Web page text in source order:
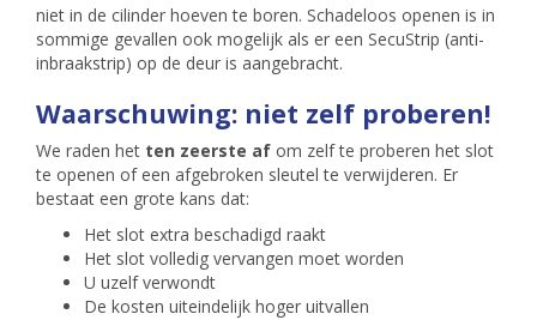
niet in de cilinder hoeven te boren. Schadeloos openen is in
sommige gevallen ook mogelijk als er een SecuStrip (anti-
inbraakstrip) op de deur is aangebracht.
Waarschuwing: niet zelf proberen!
We raden het ten zeerste af om zelf te proberen het slot
te openen of een afgebroken sleutel te verwijderen. Er
bestaat een grote kans dat:
Het slot extra beschadigd raakt
Het slot volledig vervangen moet worden
U uzelf verwondt
De kosten uiteindelijk hoger uitvallen